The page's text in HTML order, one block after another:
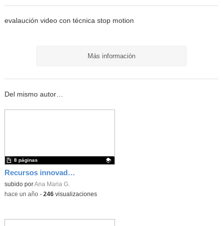
evalaución video con técnica stop motion
Más información
Del mismo autor…
Recursos innovadores
Contenido educativo.
subido porAna Maria G.
8 páginas
-hace un año- 246visualizaciones